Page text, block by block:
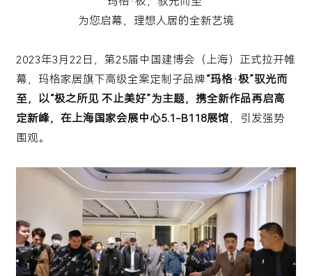
为您启幕，理想人居的全新艺境
2023年3月22日，第25届中国建博会（上海）正式拉开帷
幕，玛格家居旗下高级全案定制子品牌“玛格·极”驭光而
至，以“极之所见 不止美好”为主题，携全新作品再启高
定新峰，在上海国家会展中心5.1-B118展馆，引发强势
围观。